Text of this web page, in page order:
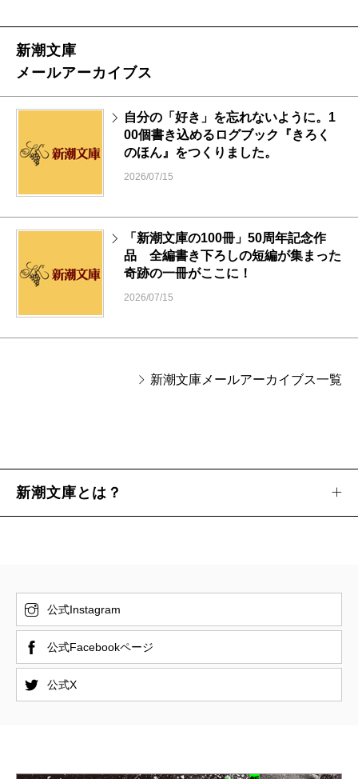
新潮文庫
メールアーカイブス
自分の「好き」を忘れないように。1
00個書き込めるログブック『きろく
のほん』をつくりました。
2026/07/15
「新潮文庫の100冊」50周年記念作
品 全編書き下ろしの短編が集まった
奇跡の一冊がここに！
2026/07/15
新潮文庫メールアーカイブス一覧
新潮文庫とは？
公式Instagram
公式Facebookページ
公式X